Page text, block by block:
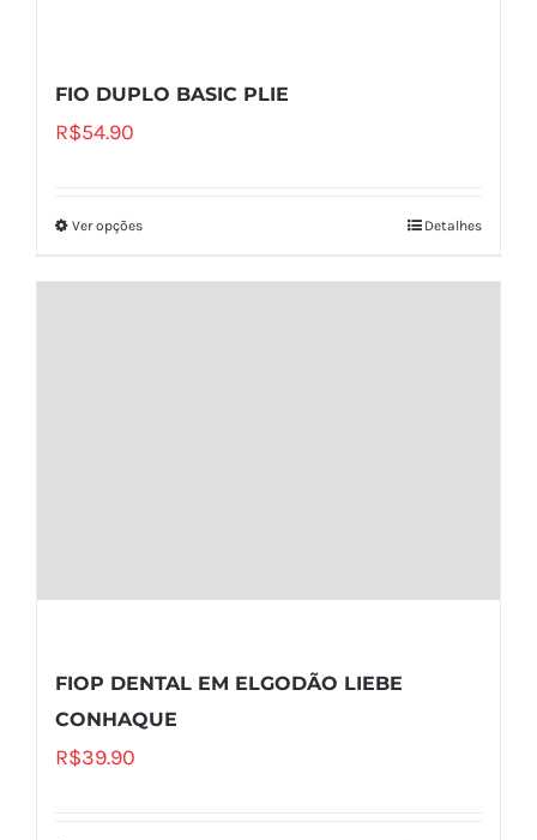
FIO DUPLO BASIC PLIE
R$54.90
Ver opções Detalhes
FIOP DENTAL EM ELGODÃO LIEBE
CONHAQUE
R$39.90